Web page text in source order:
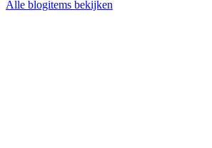
Alle blogitems bekijken